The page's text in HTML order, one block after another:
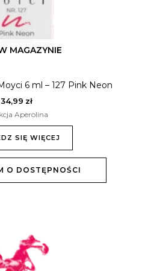
MAGAZYNIE
6 ml – 127 Pink Neon
34,99 zł
Aperolina
SIĘ WIĘCEJ
O DOSTĘPNOŚCI